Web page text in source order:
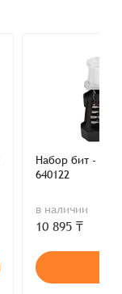
Набор бит -
640122
в наличии
10 895 ₸